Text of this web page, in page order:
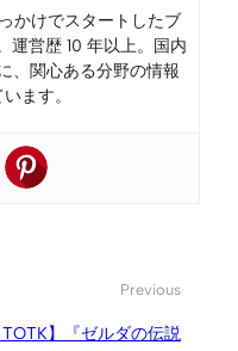
かけでスタートしたブ
運営歴 10 年以上。国内
、関心ある分野の情報
ます。
Previous
TOTK】『ゼルダの伝説